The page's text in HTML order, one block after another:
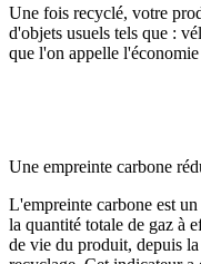
Une fois recyclé, votre
d'objets usuels tels que :
que l'on appelle
Une empreinte carbone
L'empreinte carbone est
la quantité totale de gaz à
de vie du produit, depuis